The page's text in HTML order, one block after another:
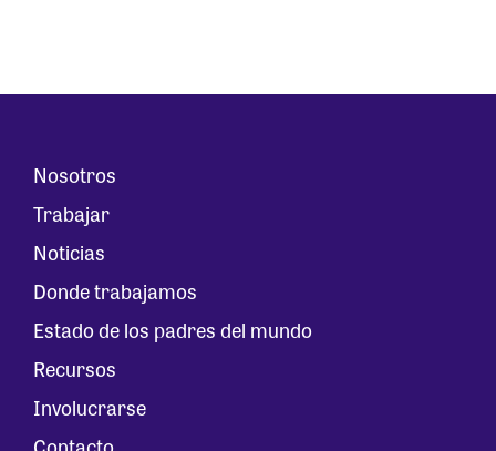
Nosotros
Trabajar
Noticias
Donde trabajamos
Estado de los padres del mundo
Recursos
Involucrarse